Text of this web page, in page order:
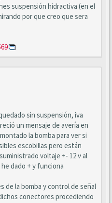
suspensión hidractiva (en el
por que creo que sera
sin suspensión, iva
un mensaje de avería en
la bomba para ver si
escobillas pero están
voltaje +- 12 v al
dado + y funciona
de la bomba y control de señal
conectores procediendo